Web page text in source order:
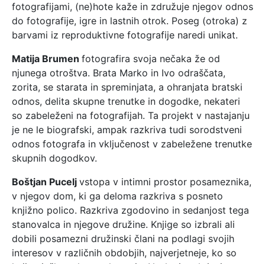
fotografijami, (ne)hote kaže in združuje njegov odnos
do fotografije, igre in lastnih otrok. Poseg (otroka) z
barvami iz reproduktivne fotografije naredi unikat.
Matija Brumen fotografira svoja nečaka že od
njunega otroštva. Brata Marko in Ivo odraščata,
zorita, se starata in spreminjata, a ohranjata bratski
odnos, delita skupne trenutke in dogodke, nekateri
so zabeleženi na fotografijah. Ta projekt v nastajanju
je ne le biografski, ampak razkriva tudi sorodstveni
odnos fotografa in vključenost v zabeležene trenutke
skupnih dogodkov.
Boštjan Pucelj vstopa v intimni prostor posameznika,
v njegov dom, ki ga deloma razkriva s posneto
knjižno polico. Razkriva zgodovino in sedanjost tega
stanovalca in njegove družine. Knjige so izbrali ali
dobili posamezni družinski člani na podlagi svojih
interesov v različnih obdobjih, najverjetneje, ko so